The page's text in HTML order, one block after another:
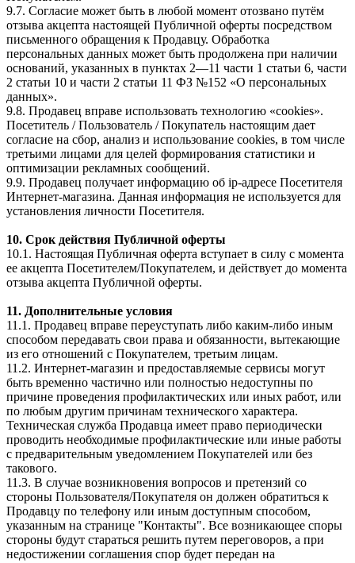
9.7. Согласие может быть в любой момент отозвано путём
отзыва акцепта настоящей Публичной оферты посредством
письменного обращения к Продавцу. Обработка
персональных данных может быть продолжена при наличии
оснований, указанных в пунктах 2—11 части 1 статьи 6, части
2 статьи 10 и части 2 статьи 11 ФЗ №152 «О персональных
данных».
9.8. Продавец вправе использовать технологию «cookies».
Посетитель / Пользователь / Покупатель настоящим дает
согласие на сбор, анализ и использование cookies, в том числе
третьими лицами для целей формирования статистики и
оптимизации рекламных сообщений.
9.9. Продавец получает информацию об ip-адресе Посетителя
Интернет-магазина. Данная информация не используется для
установления личности Посетителя.
10. Срок действия Публичной оферты
10.1. Настоящая Публичная оферта вступает в силу с момента
ее акцепта Посетителем/Покупателем, и действует до момента
отзыва акцепта Публичной оферты.
11. Дополнительные условия
11.1. Продавец вправе переуступать либо каким-либо иным
способом передавать свои права и обязанности, вытекающие
из его отношений с Покупателем, третьим лицам.
11.2. Интернет-магазин и предоставляемые сервисы могут
быть временно частично или полностью недоступны по
причине проведения профилактических или иных работ, или
по любым другим причинам технического характера.
Техническая служба Продавца имеет право периодически
проводить необходимые профилактические или иные работы
с предварительным уведомлением Покупателей или без
такового.
11.3. В случае возникновения вопросов и претензий со
стороны Пользователя/Покупателя он должен обратиться к
Продавцу по телефону или иным доступным способом,
указанным на странице "Контакты". Все возникающее споры
стороны будут стараться решить путем переговоров, а при
недостижении соглашения спор будет передан на